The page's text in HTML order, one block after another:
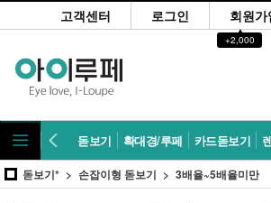
고객센터 로그인 회원가
▲
+2,000
돋보기 확대경/루페 카드돋보기
돋보기* 손잡이형 돋보기 3배율~5배율미만